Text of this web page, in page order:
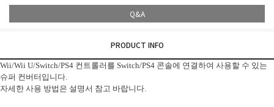
Q&A
PRODUCT INFO
Wii/Wii U/Switch/PS4 컨트롤러를 Switch/PS4 콘솔에 연결하여 사용할 수 있는
슈퍼 컨버터입니다.
자세한 사용 방법은 설명서 참고 바랍니다.